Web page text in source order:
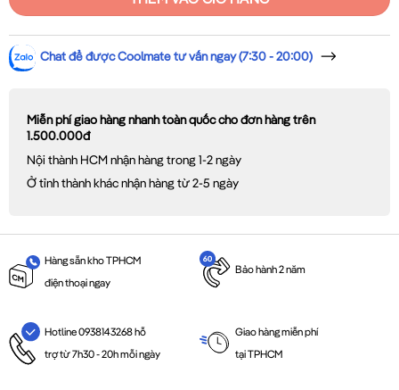
Chat để được Coolmate tư vấn ngay (7:30 - 20:00)
Miễn phí giao hàng nhanh toàn quốc cho đơn hàng trên
1.500.000đ
Nội thành HCM nhận hàng trong 1-2 ngày
Ở tỉnh thành khác nhận hàng từ 2-5 ngày
Hàng sẵn kho TPHCM
điện thoại ngay
Bảo hành 2 năm
Hotline 0938143268 hỗ
trợ từ 7h30 - 20h mỗi ngày
Giao hàng miễn phí
tại TPHCM